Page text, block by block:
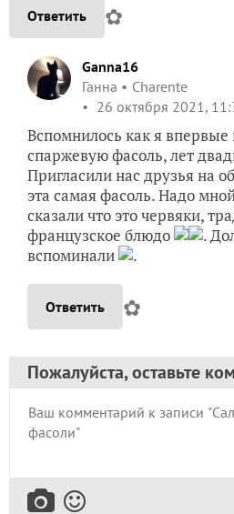
Ответить ✿
Ganna16
Ганна
Charente
26 октября 2021,
Вспомнилось как я впервые
спаржевую фасоль, лет
Пригласили нас друзья на
эта самая фасоль. Надо
сказали что это червяки,
французское блюдо
.
вспоминали
.
Ответить ✿
Пожалуйста, оставьте